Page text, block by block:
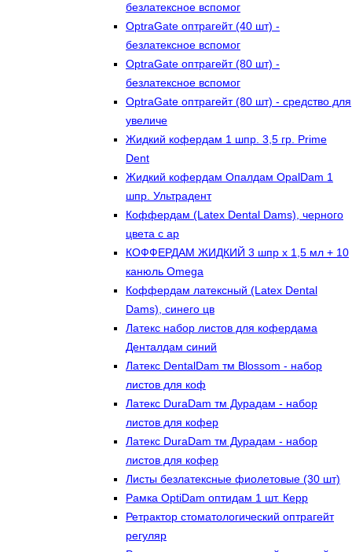
безлатексное вспомог
OptraGate оптрагейт (40 шт) -
безлатексное вспомог
OptraGate оптрагейт (80 шт) -
безлатексное вспомог
OptraGate оптрагейт (80 шт) - средство для
увеличе
Жидкий кофердам 1 шпр. 3,5 гр. Prime
Dent
Жидкий кофердам Опалдам OpalDam 1
шпр. Ультрадент
Коффердам (Latex Dental Dams), черного
цвета с ар
КОФФЕРДАМ ЖИДКИЙ 3 шпр х 1,5 мл + 10
канюль Omega
Коффердам латексный (Latex Dental
Dams), синего цв
Латекс набор листов для кофердама
Денталдам синий
Латекс DentalDam тм Blossom - набор
листов для коф
Латекс DuraDam тм Дурадам - набор
листов для кофер
Латекс DuraDam тм Дурадам - набор
листов для кофер
Листы безлатексные фиолетовые (30 шт)
Рамка OptiDam оптидам 1 шт. Керр
Ретрактор стоматологический оптрагейт
регуляр